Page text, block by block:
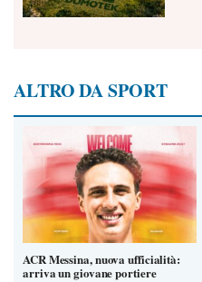
ALTRO DA SPORT
ACR Messina, nuova ufficialità:
arriva un giovane portiere